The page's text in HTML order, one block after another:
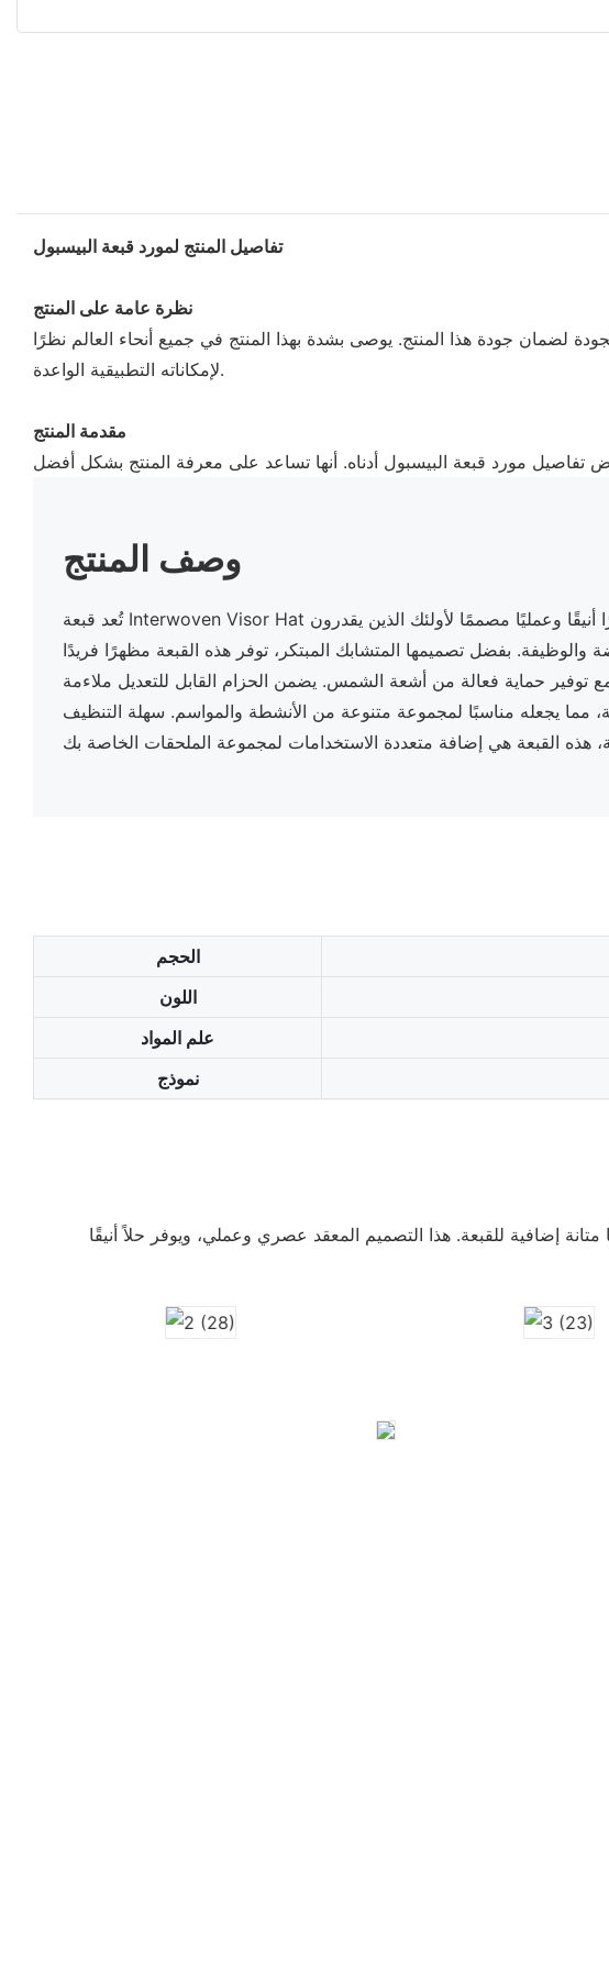
تفاصيل المنتج لمورد قبعة البيسبول
نظرة عامة على المنتج
لضمان جودة هذا المنتج. يوصى بشدة بهذا المنتج في جميع أنحاء العالم نظرًا
لإمكاناته التطبيقية الواعدة.
مقدمة المنتج
وصف المنتج
تُعد قبعة Interwoven Visor Hat إكسسوارًا أنيقًا وعمليًا مصممًا لأولئك الذين يقدرون
والوظيفة. بفضل تصميمها المتشابك المبتكر، توفر هذه القبعة مظهرًا فريدًا
توفير حماية فعالة من أشعة الشمس. يضمن الحزام القابل للتعديل ملاءمة
مما يجعله مناسبًا لمجموعة متنوعة من الأنشطة والمواسم. سهلة التنظيف
الحجم
اللون
علم المواد
نموذج
إضافية للقبعة. هذا التصميم المعقد عصري وعملي، ويوفر حلاً أنيقًا